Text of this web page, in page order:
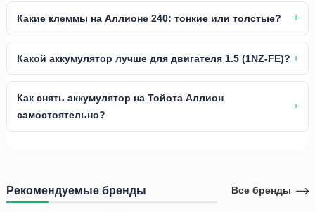
Какие клеммы на Аллионе 240: тонкие или толстые?
Какой аккумулятор лучше для двигателя 1.5 (1NZ-FE)?
Как снять аккумулятор на Тойота Аллион
самостоятельно?
Рекомендуемые бренды Все бренды